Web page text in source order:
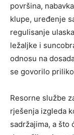
površina,
klupe, uređenje
regulisanje
ležaljke i
odnosu na
se govorilo
Resorne službe
rješenja izgleda
sadržajima, a